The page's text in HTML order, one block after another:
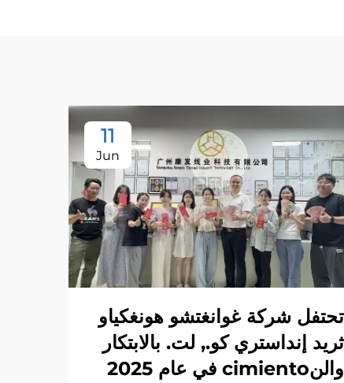
11
Jun
تحتفل شركة غوانغتشو هونغكياو
ثريد إنداستري كو., لت. بالابتكار
والنcimiento في عام 2025